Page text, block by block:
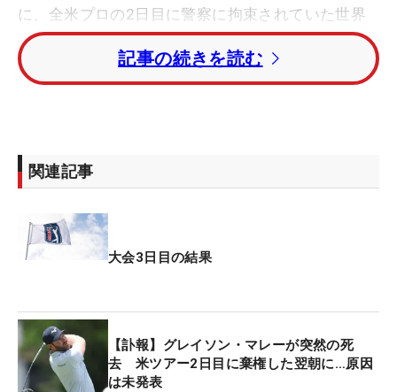
に、全米プロの2日目に警察に拘束されていた世界
ランキング1位のスコッティ・シェフラー（米国）
が「63」をマークし浮上した。
日本勢の久常涼は予選落ちとなっている。
記事の続きを読む
関連記事
大会3日目の結果
【訃報】グレイソン・マレーが突然の死
去 米ツアー2日目に棄権した翌朝に…原因
は未発表